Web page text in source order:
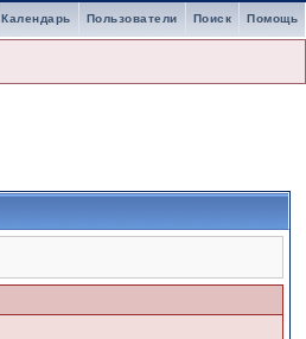
Помощь
Поиск
Пользователи
Календарь